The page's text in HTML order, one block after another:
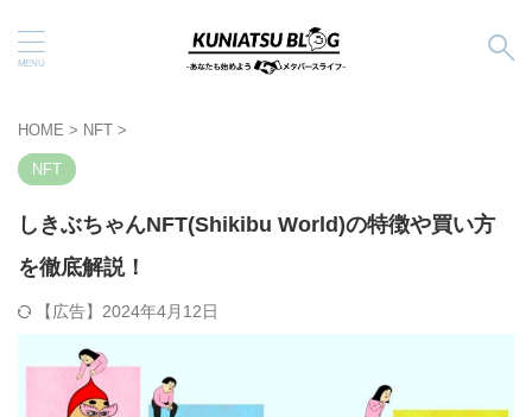
HOME > NFT >
NFT
しきぶちゃんNFT(Shikibu World)の特徴や買い方
を徹底解説！
2024年4月12日